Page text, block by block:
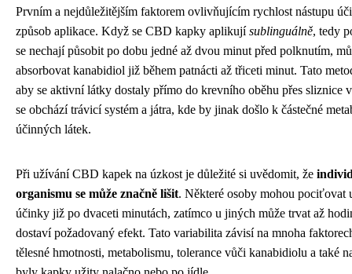
Prvním a nejdůležitějším faktorem ovlivňujícím rychlost nástupu
způsob aplikace. Když se CBD kapky aplikují sublinguálně, tedy
se nechají působit po dobu jedné až dvou minut před polknutím,
absorbovat kanabidiol již během patnácti až třiceti minut. Tato
aby se aktivní látky dostaly přímo do krevního oběhu přes sliznice
se obchází trávicí systém a játra, kde by jinak došlo k částečné
účinných látek.
Při užívání CBD kapek na úzkost je důležité si uvědomit, že
organismu se může značně lišit. Některé osoby mohou pociťovat
účinky již po dvaceti minutách, zatímco u jiných může trvat až
dostaví požadovaný efekt. Tato variabilita závisí na mnoha
tělesné hmotnosti, metabolismu, tolerance vůči kanabidiolu a také